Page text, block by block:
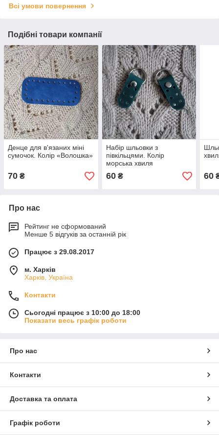
Всі умови повернення
Подібні товари компанії
Денце для в'язаних міні
сумочок. Колір «Волошка»
70 ₴
Набір шльовки з
півкільцями. Колір
морська хвиля
60₴ 60
Про нас
Рейтинг не сформований
Менше 5 відгуків за останній рік
Працює з 29.08.2017
м. Харків
Харків, Україна
Контакти
Сьогодні працює з 10:00 до 18:00
Показати весь графік роботи
Про нас
Контакти
Доставка та оплата
Графік роботи